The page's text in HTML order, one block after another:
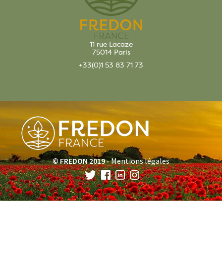
11 rue Lacaze
75014 Paris
+33(0)1 53 83 71 73
© FREDON 2019 -Mentions légales